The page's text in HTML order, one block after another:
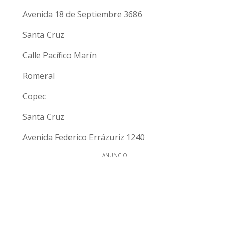
Avenida 18 de Septiembre 3686
Santa Cruz
Calle Pacífico Marín
Romeral
Copec
Santa Cruz
Avenida Federico Errázuriz 1240
ANUNCIO